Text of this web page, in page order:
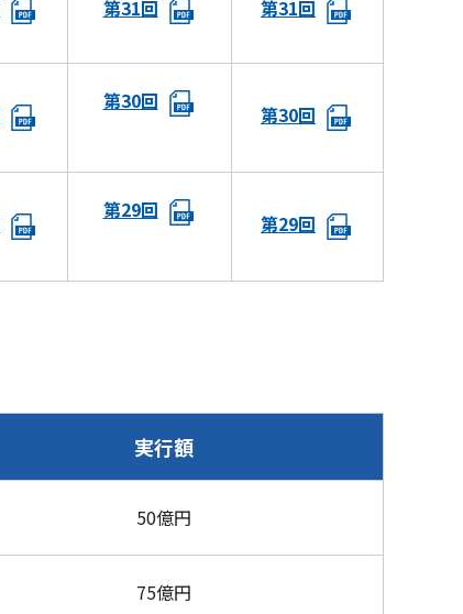
第31回 第31回
第30回
第30回
第29回
第29回
実行額
50億円
75億円